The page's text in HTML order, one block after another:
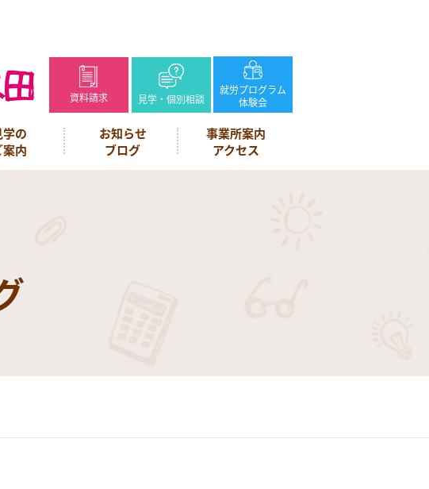
資料請求 見学・個別相談
就労プログラム
体験会
学の
案内
お知らせ
ブログ
事業所案内
アクセス